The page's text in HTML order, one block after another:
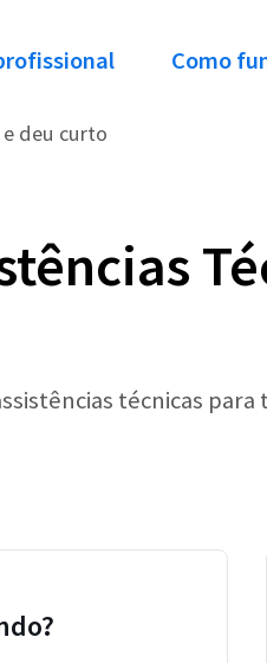
Como
deu curto
técnicas